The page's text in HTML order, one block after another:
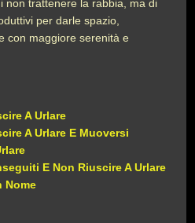
non trattenere la rabbia, ma di
per darle spazio,
con maggiore serenità e
A Urlare
A Urlare E Muoversi
E Non Riuscire A Urlare
Nome